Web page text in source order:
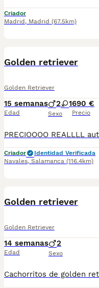
Criador
Madrid , Madrid (67.5km)
Golden retriever
Golden Retriever
15 semanas
Edad
2 1
Sexo
690 €
Precio
Criador
Identidad Verificada
Navales, Salamanca (116.4km)
Golden retriever
Golden Retriever
14 semanas
Edad
2
Sexo